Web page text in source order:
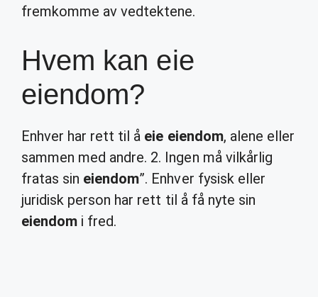
fremkomme av vedtektene.
Hvem kan eie
eiendom?
Enhver har rett til å eie eiendom, alene eller
sammen med andre. 2. Ingen må vilkårlig
fratas sin eiendom”. Enhver fysisk eller
juridisk person har rett til å få nyte sin
eiendom i fred.